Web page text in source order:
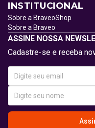
INSTITUCIONAL
Sobre a BraveoShop
Sobre a Braveo
ASSINE NOSSA
Cadastre-se e receba